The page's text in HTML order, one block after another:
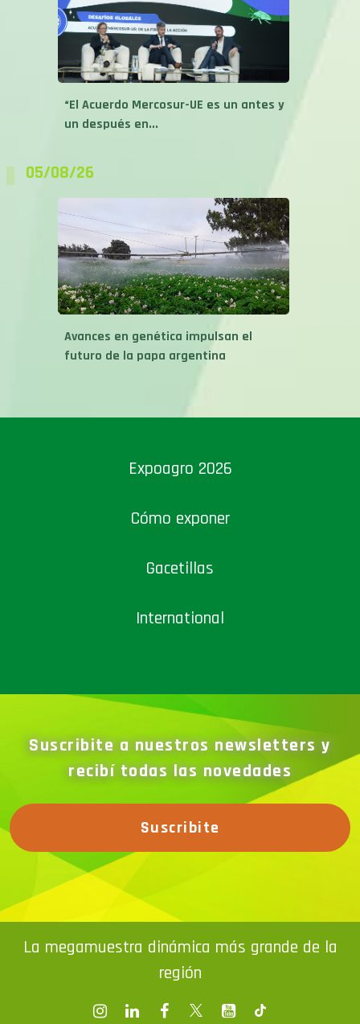
“El Acuerdo Mercosur-UE es un antes y
un después en...
05/08/26
Avances en genética impulsan el
futuro de la papa argentina
Expoagro 2026
Cómo exponer
Gacetillas
International
Suscribite a nuestros newsletters y
recibí todas las novedades
Suscribite
La megamuestra dinámica más grande de la
región